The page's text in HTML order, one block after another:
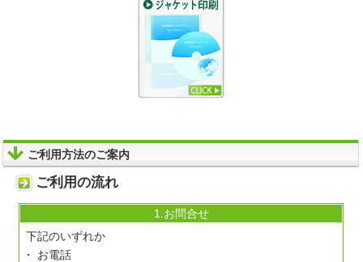
ご利用方法のご案内
ご利用の流れ
1.お問合せ
下記のいずれか
お電話